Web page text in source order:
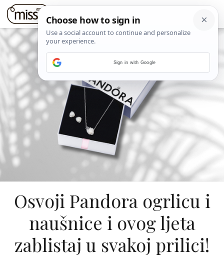
Osvoji Pandora ogrlicu i
naušnice i ovog ljeta
zablistaj u svakoj prilici!
Sign in with Google